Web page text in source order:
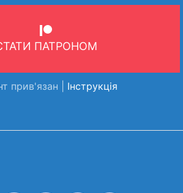
ПАТРОНОМ
прив'язан | Інструкція